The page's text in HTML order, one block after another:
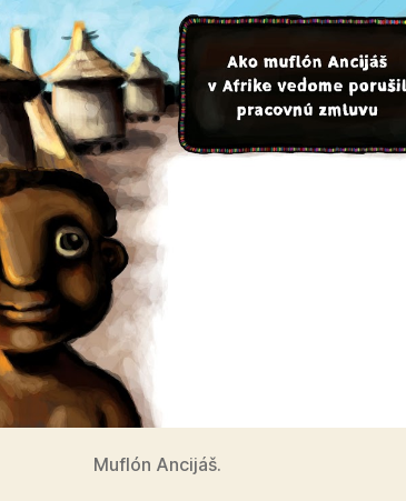
Muflón Ancijáš.